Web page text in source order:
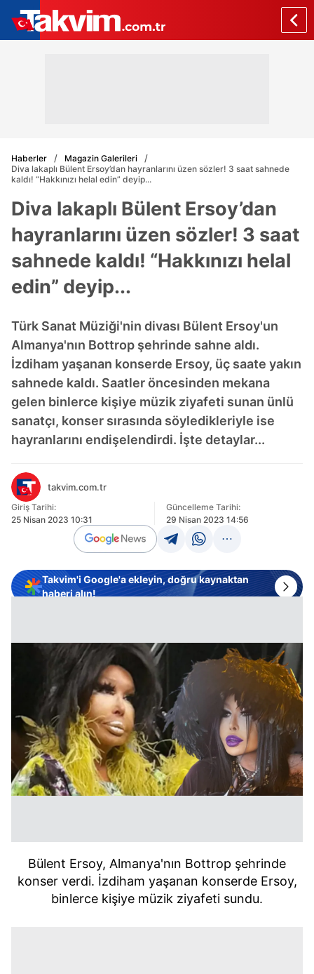
Haberler
Magazin Galerileri
Diva lakaplı Bülent Ersoy’dan hayranlarını üzen sözler! 3 saat sahnede
kaldı! “Hakkınızı helal edin” deyip...
Diva lakaplı Bülent Ersoy’dan
hayranlarını üzen sözler! 3 saat
sahnede kaldı! “Hakkınızı helal
edin” deyip...
Türk Sanat Müziği'nin divası Bülent Ersoy'un
Almanya'nın Bottrop şehrinde sahne aldı.
İzdiham yaşanan konserde Ersoy, üç saate yakın
sahnede kaldı. Saatler öncesinden mekana
gelen binlerce kişiye müzik ziyafeti sunan ünlü
sanatçı, konser sırasında söyledikleriyle ise
hayranlarını endişelendirdi. İşte detaylar...
takvim.com.tr
Giriş Tarihi:
25 Nisan 2023 10:31
Güncelleme Tarihi:
29 Nisan 2023 14:56
Takvim'i Google'a ekleyin, doğru kaynaktan
haberi alın!
Bülent Ersoy, Almanya'nın Bottrop şehrinde
konser verdi. İzdiham yaşanan konserde Ersoy,
binlerce kişiye müzik ziyafeti sundu.